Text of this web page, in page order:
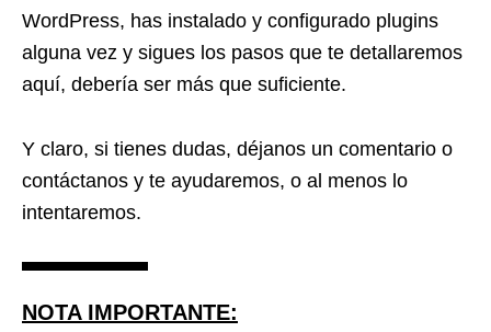
WordPress, has instalado y configurado plugins
alguna vez y sigues los pasos que te detallaremos
aquí, debería ser más que suficiente.
Y claro, si tienes dudas, déjanos un comentario o
contáctanos y te ayudaremos, o al menos lo
intentaremos.
NOTA IMPORTANTE: